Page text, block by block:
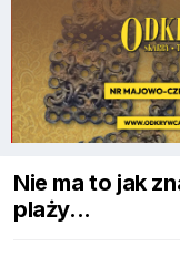
Nie ma to jak
plaży...